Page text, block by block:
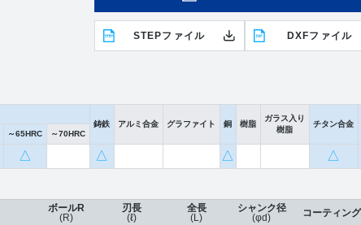
STEPファイル DXFファイル
鋳鉄
アルミ合金 グラファイト 銅 樹脂
ガラス入り
樹脂
チタン合金
～65HRC ～70HRC
△ △ △ △
ボールR
(R)
刃長
(ℓ)
全長
(L)
シャンク径
(φd)
コーティング